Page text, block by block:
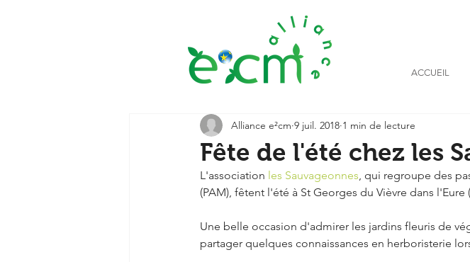
ACCUEIL
Fête de l'été chez les
Alliance e²cm 9 juil. 2018 1 min de lecture
L'association les Sauvageonnes, qui regroupe des
(PAM), fêtent l'été à St Georges du Vièvre dans l'Eure
Une belle occasion d'admirer les jardins fleuris de
partager quelques connaissances en herboristerie